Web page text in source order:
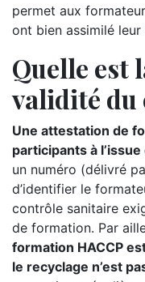
permet aux
ont bien assimilé
Quelle est
validité
Une attestation de
participants à
un numéro (délivré
d’identifier le
contrôle sanitaire
de formation. Par
formation HACCP
le recyclage n’est